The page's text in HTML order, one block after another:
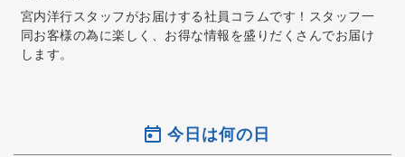
宮内洋行スタッフがお届けする社員コラムです！スタッフ一
同お客様の為に楽しく、お得な情報を盛りだくさんでお届け
します。
今日は何の日